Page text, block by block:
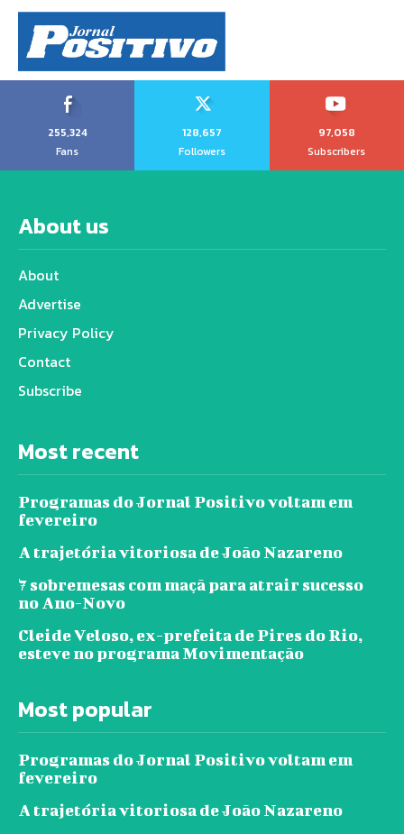
255,324
Fans
128,657
Followers
97,058
Subscribers
About us
About
Advertise
Privacy Policy
Contact
Subscribe
Most recent
Programas do Jornal Positivo voltam em
fevereiro
A trajetória vitoriosa de João Nazareno
7 sobremesas com maçã para atrair sucesso
no Ano-Novo
Cleide Veloso, ex-prefeita de Pires do Rio,
esteve no programa Movimentação
Most popular
Programas do Jornal Positivo voltam em
fevereiro
A trajetória vitoriosa de João Nazareno